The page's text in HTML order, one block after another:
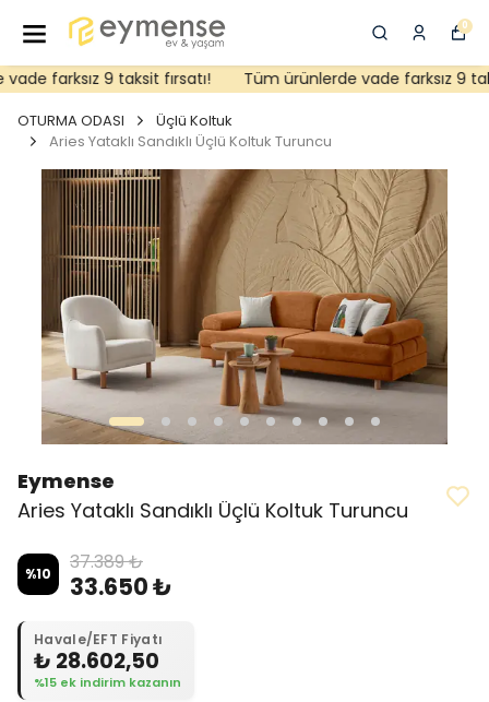
0
farksız 9 taksit fırsatı! Tüm ürünlerde vade farksız 9
OTURMA ODASI
Üçlü Koltuk
Aries Yataklı Sandıklı Üçlü Koltuk Turuncu
Eymense
Aries Yataklı Sandıklı Üçlü Koltuk Turuncu
%10 37.389 ₺
33.650 ₺
Havale/EFT Fiyatı
₺ 28.602,50
%15 ek indirim kazanın